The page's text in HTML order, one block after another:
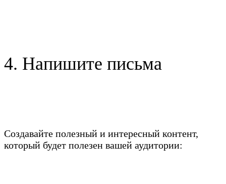
4. Напишите письма
Создавайте полезный и интересный контент,
который будет полезен вашей аудитории: